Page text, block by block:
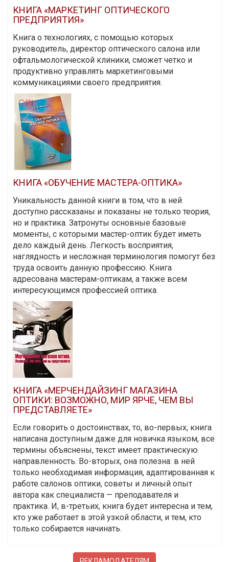
КНИГА «МАРКЕТИНГ ОПТИЧЕСКОГО
ПРЕДПРИЯТИЯ»
Книга о технологиях, с помощью которых
руководитель, директор оптического салона или
офтальмологической клиники, сможет четко и
продуктивно управлять маркетинговыми
коммуникациями своего предприятия.
КНИГА «ОБУЧЕНИЕ МАСТЕРА-ОПТИКА»
Уникальность данной книги в том, что в ней
доступно рассказаны и показаны не только теория,
но и практика. Затронуты основные базовые
моменты, с которыми мастер-оптик будет иметь
дело каждый день. Легкость восприятия,
наглядность и несложная терминология помогут без
труда освоить данную профессию. Книга
адресована мастерам-оптикам, а также всем
интересующимся профессией оптика.
КНИГА «МЕРЧЕНДАЙЗИНГ МАГАЗИНА
ОПТИКИ: ВОЗМОЖНО, МИР ЯРЧЕ, ЧЕМ ВЫ
ПРЕДСТАВЛЯЕТЕ»
Если говорить о достоинствах, то, во-первых, книга
написана доступным даже для новичка языком, все
термины объяснены, текст имеет практическую
направленность. Во-вторых, она полезна: в ней
только необходимая информация, адаптированная к
работе салонов оптики, советы и личный опыт
автора как специалиста — преподавателя и
практика. И, в-третьих, книга будет интересна и тем,
кто уже работает в этой узкой области, и тем, кто
только собирается начинать.